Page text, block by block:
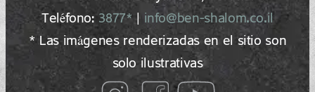
Teléfono:3877* | info@ben-shalom.co.il
* Las imágenes renderizadas en el sitio son
solo ilustrativas